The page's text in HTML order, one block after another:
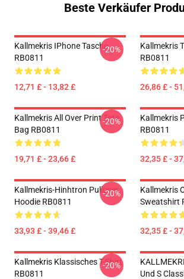
Beste Verkäufer
Kallmekris IPhone Tasche
RB0811
12,71 £ - 13,82 £
-20%
Kallmekris
RB0811
26,86 £ -
Kallmekris All Over Print Tote
Bag RB0811
19,71 £ - 23,66 £
-20%
Kallmekris
RB0811
32,35 £ -
Kallmekris-Hinhtron Pullover
Hoodie RB0811
33,93 £ - 39,46 £
-20%
Kallmekris
Sweatshirt
32,35 £ -
Kallmekris Klassisches T-Shirt
RB0811
-20%
Und S